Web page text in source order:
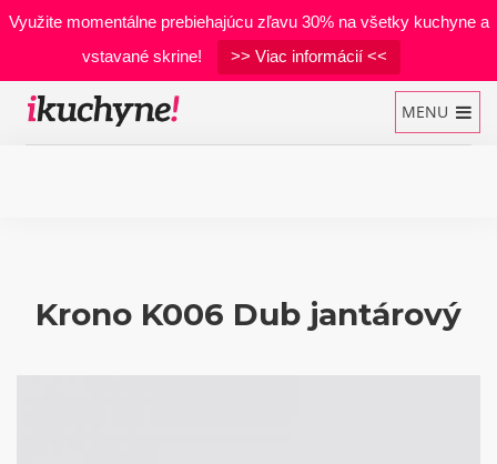
Využite momentálne prebiehajúcu zľavu 30% na všetky kuchyne a
vstavané skrine!
>> Viac informácií <<
MENU
Manželské postele
Krono K006 Dub jantárový